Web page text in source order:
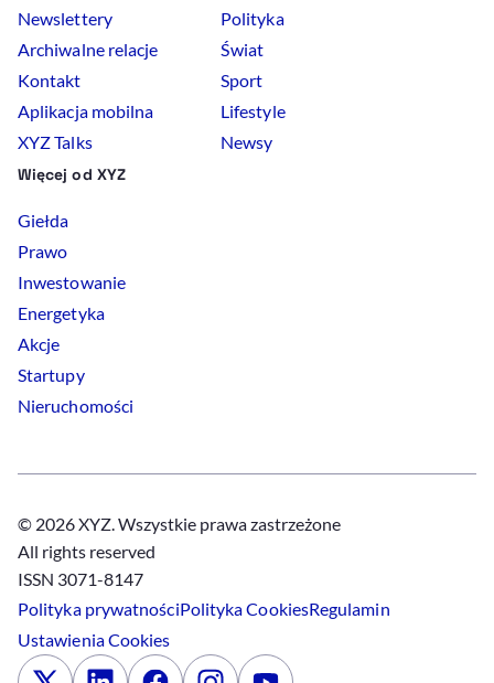
Newslettery
Archiwalne relacje
Kontakt
Aplikacja mobilna
XYZ Talks
Polityka
Świat
Sport
Lifestyle
Newsy
Więcej od XYZ
Giełda
Prawo
Inwestowanie
Energetyka
Akcje
Startupy
Nieruchomości
© 2026 XYZ. Wszystkie prawa zastrzeżone
All rights reserved
ISSN 3071-8147
Polityka prywatnościPolitykaCookiesRegulamin
UstawieniaCookies